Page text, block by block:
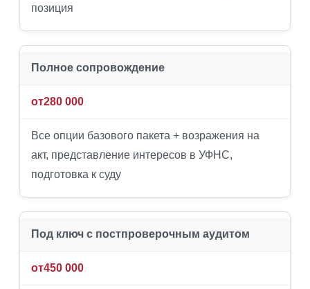
позиция
Полное сопровождение
от280 000
Все опции базового пакета + возражения на
акт, представление интересов в УФНС,
подготовка к суду
Под ключ с постпроверочным аудитом
от450 000